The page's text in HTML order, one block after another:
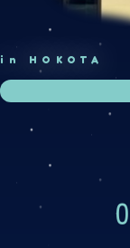
in HOKOTA